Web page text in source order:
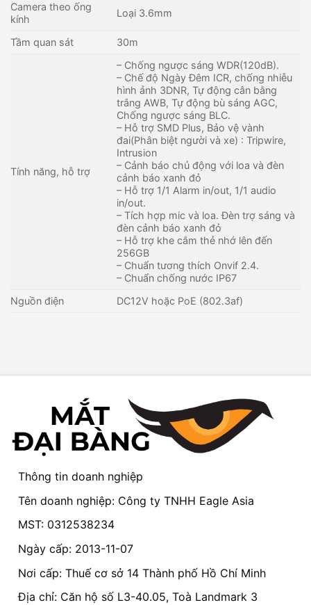
Camera theo ống
kính
Loại 3.6mm
Tầm quan sát 30m
Tính năng, hỗ trợ
– Chống ngược sáng WDR(120dB).
– Chế độ Ngày Đêm ICR, chống nhiễu
hình ảnh 3DNR, Tự động cân bằng
trắng AWB, Tự động bù sáng AGC,
Chống ngược sáng BLC.
– Hỗ trợ SMD Plus, Bảo vệ vành
đai(Phân biệt người và xe) : Tripwire,
Intrusion
– Cảnh báo chủ động với loa và đèn
cảnh báo xanh đỏ
– Hỗ trợ 1/1 Alarm in/out, 1/1 audio
in/out.
– Tích hợp mic và loa. Đèn trợ sáng và
đèn cảnh báo xanh đỏ
– Hỗ trợ khe cắm thẻ nhớ lên đến
256GB
– Chuẩn tương thích Onvif 2.4.
– Chuẩn chống nước IP67
Nguồn điện
DC12V hoặc PoE (802.3af)
Thông tin doanh nghiệp
Tên doanh nghiệp: Công ty TNHH Eagle Asia
MST: 0312538234
Ngày cấp: 2013-11-07
Nơi cấp: Thuế cơ sở 14 Thành phố Hồ Chí Minh
Địa chỉ: Căn hộ số L3-40.05, Toà Landmark 3